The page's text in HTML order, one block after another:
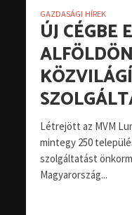
GAZDASÁGI HÍREK
ÚJ CÉGBE
Létrejött az MVM
mintegy 250
szolgáltatást
Magyarország...